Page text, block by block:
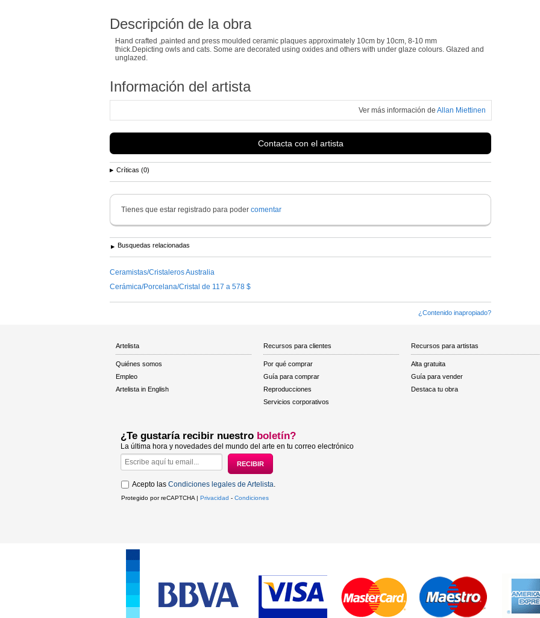
Descripción de la obra
Hand crafted ,painted and press moulded ceramic plaques approximately 10cm by 10cm, 8-10 mm
thick.Depicting owls and cats. Some are decorated using oxides and others with under glaze colours. Glazed and
unglazed.
Información del artista
Ver más información de Allan Miettinen
Contacta con el artista
Críticas (0)
Tienes que estar registrado para poder comentar
Busquedas relacionadas
Ceramistas/Cristaleros Australia
Cerámica/Porcelana/Cristal de 117 a 578 $
¿Contenido inapropiado?
Artelista
Quiénes somos
Empleo
Artelista in English
Recursos para clientes
Por qué comprar
Guía para comprar
Reproducciones
Servicios corporativos
Recursos para artistas
Alta gratuita
Guía para vender
Destaca tu obra
¿Te gustaría recibir nuestro boletín?
La última hora y novedades del mundo del arte en tu correo electrónico
Acepto las Condiciones legales de Artelista
Protegido por reCAPTCHA | Privacidad - Condiciones